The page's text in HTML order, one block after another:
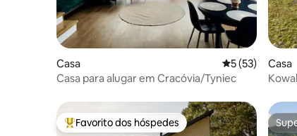
Casa Classificação
5 (53)
Casa para alugar em Cracóvia/Tyniec
Casa
Favoritos dos hóspedes mais apreciados
Favorito dos hóspedes